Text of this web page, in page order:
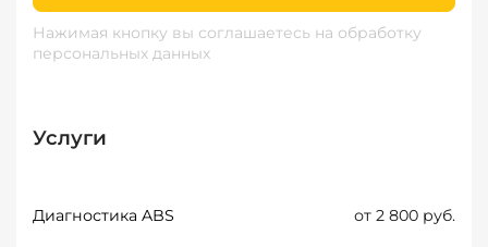
Нажимая кнопку вы соглашаетесь на обработку
персональных данных
Услуги
Диагностика ABS от 2 800 руб.